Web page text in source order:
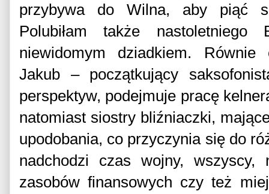
przybywa do Wilna, aby piąć
Polubiłam także nastoletniego
niewidomym dziadkiem.
Jakub – początkujący
perspektyw, podejmuje pracę
natomiast siostry bliźniaczki,
upodobania, co przyczynia się do
nadchodzi czas wojny, wszyscy,
zasobów finansowych czy też